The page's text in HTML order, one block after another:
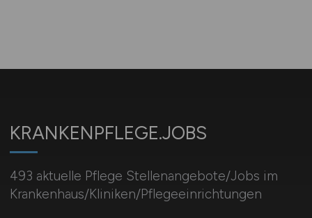
KRANKENPFLEGE.JOBS
493 aktuelle Pflege Stellenangebote/Jobs im
Krankenhaus/Kliniken/Pflegeeinrichtungen